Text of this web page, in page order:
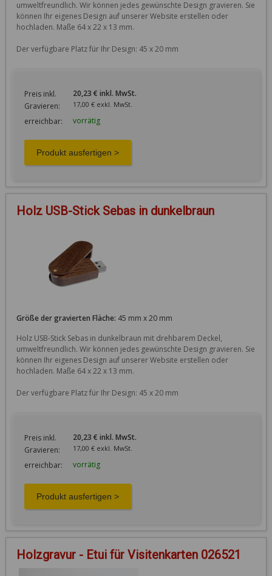
umweltfreundlich. Wir können jedes gewünschte Design gravieren. Sie
können Ihr eigenes Design auf unserer Website erstellen oder
hochladen. Maße 64 x 22 x 13 mm.
Der verfügbare Platz für Ihr Design: 45 x 20 mm
Preis inkl.
Gravieren:
20,23 € inkl. MwSt.
17,00 € exkl. MwSt.
erreichbar: vorrätig
Holz USB-Stick Sebas in dunkelbraun
Größe der gravierten Fläche: 45 mm x 20 mm
Holz USB-Stick Sebas in dunkelbraun mit drehbarem Deckel,
umweltfreundlich. Wir können jedes gewünschte Design gravieren. Sie
können Ihr eigenes Design auf unserer Website erstellen oder
hochladen. Maße 64 x 22 x 13 mm.
Der verfügbare Platz für Ihr Design: 45 x 20 mm
Preis inkl.
Gravieren:
20,23 € inkl. MwSt.
17,00 € exkl. MwSt.
erreichbar: vorrätig
Holzgravur - Etui für Visitenkarten 026521